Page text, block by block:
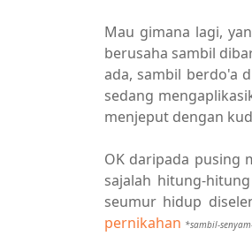
Mau gimana lagi,
berusaha sambil
ada, sambil berdo'a
sedang
menjeput dengan
OK daripada pusing
sajalah hitung-
seumur hidup
pernikahan *sambil-